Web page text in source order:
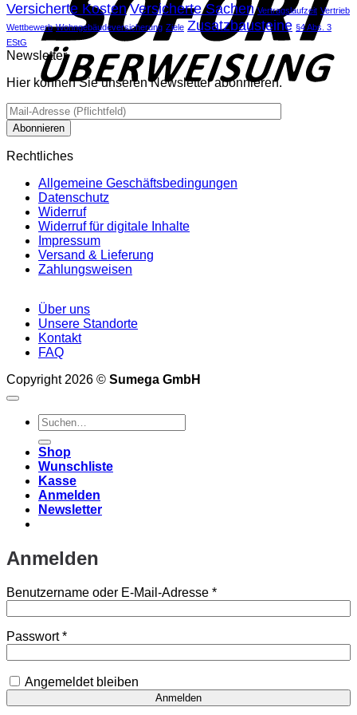
Versicherte Kosten Versicherte Sachen Vertragslaufzeit Vertrieb
Wettbewerb Wohngebäudeversicherung Ziele Zusatzbausteine §4 Abs. 3
EStG
Newsletter
Hier können Sie unseren Newsletter abonnieren.
Rechtliches
Allgemeine Geschäftsbedingungen
Datenschutz
Widerruf
Widerruf für digitale Inhalte
Impressum
Versand & Lieferung
Zahlungsweisen
Über uns
Unsere Standorte
Kontakt
FAQ
Copyright 2026 © Sumega GmbH
Suchen
nach:
Shop
Wunschliste
Kasse
Anmelden
Newsletter
Anmelden
Benutzername oder E-Mail-Adresse *Erforderlich
Passwort*Erforderlich
Angemeldet bleiben
Anmelden